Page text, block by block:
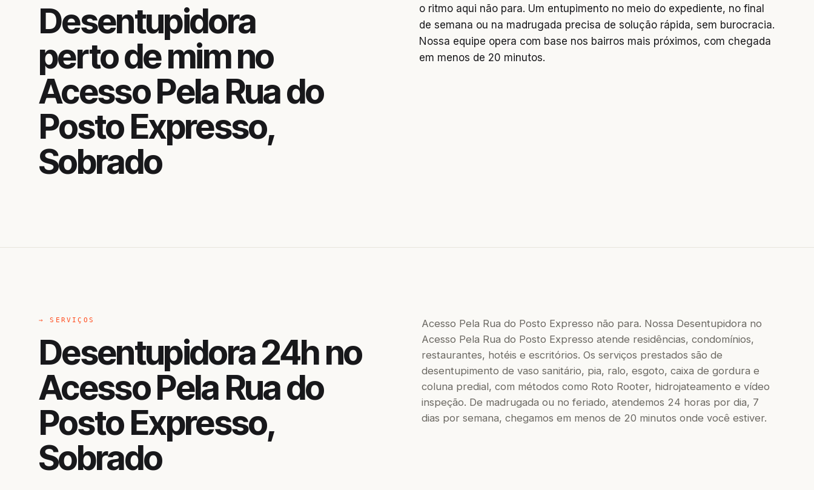
Desentupidora
perto de mim no
Acesso Pela Rua do
Posto Expresso,
Sobrado
o ritmo aqui não para. Um entupimento no meio do expediente, no final
de semana ou na madrugada precisa de solução rápida, sem burocracia.
Nossa equipe opera com base nos bairros mais próximos, com chegada
em menos de 20 minutos.
→ SERVIÇOS
Desentupidora 24h no
Acesso Pela Rua do
Posto Expresso,
Sobrado
Acesso Pela Rua do Posto Expresso não para. Nossa Desentupidora no
Acesso Pela Rua do Posto Expresso atende residências, condomínios,
restaurantes, hotéis e escritórios. Os serviços prestados são de
desentupimento de vaso sanitário, pia, ralo, esgoto, caixa de gordura e
coluna predial, com métodos como Roto Rooter, hidrojateamento e vídeo
inspeção. De madrugada ou no feriado, atendemos 24 horas por dia, 7
dias por semana, chegamos em menos de 20 minutos onde você estiver.